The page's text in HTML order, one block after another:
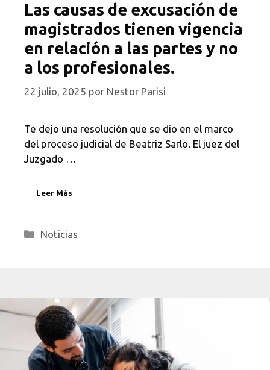
Las causas de excusación de
magistrados tienen vigencia
en relación a las partes y no
a los profesionales.
22 julio, 2025 por Nestor Parisi
Te dejo una resolución que se dio en el marco
del proceso judicial de Beatriz Sarlo. El juez del
Juzgado …
Leer Más
Categorías
Noticias